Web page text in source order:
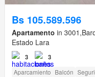
Bs 105.589.596
Apartamento in
Estado Lara
3 3
Aparcamiento Balcón